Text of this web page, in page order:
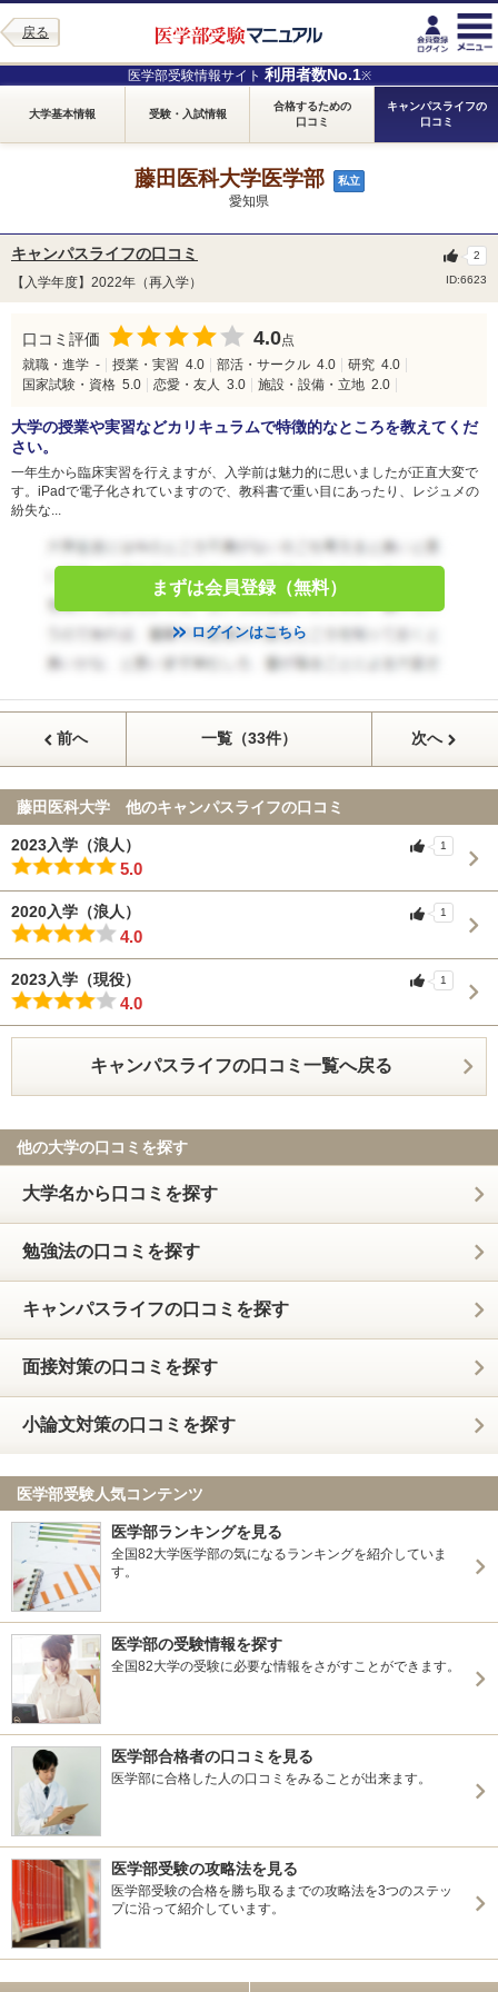
戻る
医学部受験情報サイト 利用者数No.1※
大学基本情報 受験・入試情報
合格するための
口コミ
キャンパスライフの
口コミ
藤田医科大学医学部 私立
愛知県
キャンパスライフの口コミ
【入学年度】2022年（再入学） ID:6623
2
口コミ評価 4.0点
就職・進学 - 授業・実習 4.0 部活・サークル 4.0 研究 4.0
国家試験・資格 5.0 恋愛・友人 3.0 施設・設備・立地 2.0
大学の授業や実習などカリキュラムで特徴的なところを教えてくだ
さい。
一年生から臨床実習を行えますが、入学前は魅力的に思いましたが正直大変で
す。iPadで電子化されていますので、教科書で重い目にあったり、レジュメの
紛失な...
まずは会員登録（無料）
ログインはこちら
前へ 一覧（33件） 次へ
藤田医科大学 他のキャンパスライフの口コミ
2023入学（浪人）
5.0
1
2020入学（浪人）
4.0
1
2023入学（現役）
4.0
1
キャンパスライフの口コミ一覧へ戻る
他の大学の口コミを探す
大学名から口コミを探す
勉強法の口コミを探す
キャンパスライフの口コミを探す
面接対策の口コミを探す
小論文対策の口コミを探す
医学部受験人気コンテンツ
医学部ランキングを見る
全国82大学医学部の気になるランキングを紹介していま
す。
医学部の受験情報を探す
全国82大学の受験に必要な情報をさがすことができます。
医学部合格者の口コミを見る
医学部に合格した人の口コミをみることが出来ます。
医学部受験の攻略法を見る
医学部受験の合格を勝ち取るまでの攻略法を3つのステッ
プに沿って紹介しています。